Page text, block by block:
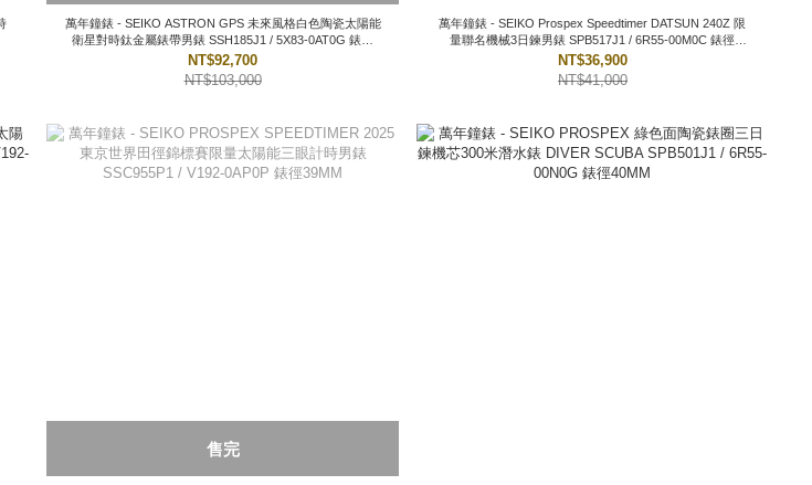
萬年鐘錶 - SEIKO ASTRON GPS 未來風格白色陶瓷太陽能
衛星對時鈦金屬錶帶男錶 SSH185J1 / 5X83-0AT0G 錶徑
43.4MM
NT$92,700
NT$103,000
萬年鐘錶 - SEIKO Prospex Speedtimer DATSUN 240Z 限
量聯名機械3日鍊男錶 SPB517J1 / 6R55-00M0C 錶徑
39.5MM
NT$36,900
NT$41,000
售完